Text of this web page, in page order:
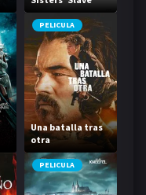
PELICULA
Una batalla tras
otra
PELICULA